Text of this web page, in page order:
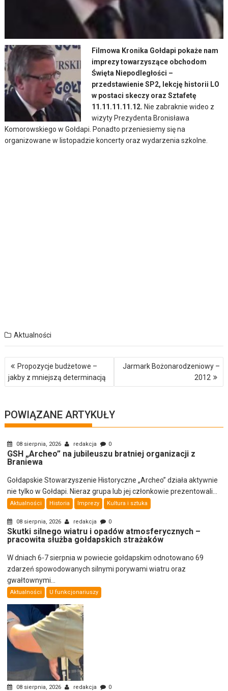
Filmowa Kronika Gołdapi pokaże nam
imprezy towarzyszące obchodom
Święta Niepodległości –
przedstawienie SP2, lekcję historii LO
w postaci skeczy oraz Sztafetę
11.11.11.11.12. Nie zabraknie wideo z
wizyty Prezydenta Bronisława
Komorowskiego w Gołdapi. Ponadto przeniesiemy się na
organizowane w listopadzie koncerty oraz wydarzenia szkolne.
Aktualności
Nawigacja
wpisu
Propozycje budżetowe –
jakby z mniejszą determinacją
Jarmark Bożonarodzeniowy –
2012
POWIĄZANE ARTYKUŁY
08 sierpnia, 2026 redakcja 0
GSH „Archeo” na jubileuszu bratniej organizacji z
Braniewa
Gołdapskie Stowarzyszenie Historyczne „Archeo” działa aktywnie
nie tylko w Gołdapi. Nieraz grupa lub jej członkowie prezentowali...
Aktualności Historia Imprezy Kultura i sztuka
08 sierpnia, 2026 redakcja 0
Skutki silnego wiatru i opadów atmosferycznych –
pracowita służba gołdapskich strażaków
W dniach 6-7 sierpnia w powiecie gołdapskim odnotowano 69
zdarzeń spowodowanych silnymi porywami wiatru oraz
gwałtownymi...
Aktualności U funkcjonariuszy
08 sierpnia, 2026 redakcja 0